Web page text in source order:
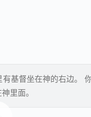
基督坐在神的右边。
里面。